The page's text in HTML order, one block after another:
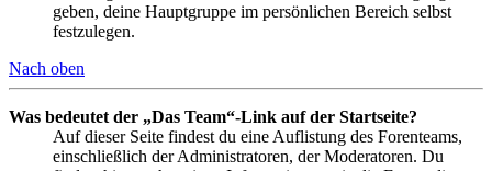
geben, deine Hauptgruppe im persönlichen Bereich selbst
festzulegen.
Nach oben
Was bedeutet der „Das Team“-Link auf der Startseite?
Auf dieser Seite findest du eine Auflistung des Forenteams,
einschließlich der Administratoren, der Moderatoren. Du